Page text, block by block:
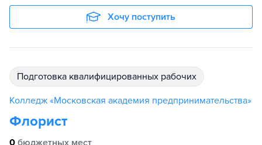
Хочу поступить
подготовка квалифицированных рабочих
Колледж «Московская академия предпринимательства»
Флорист
0 бюджетных мест